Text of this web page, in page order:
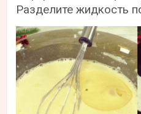
Разделите жидкость